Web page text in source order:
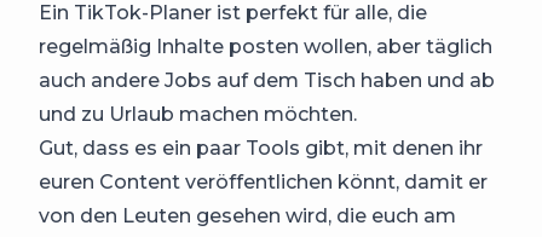
Ein TikTok-Planer ist perfekt für alle, die
regelmäßig Inhalte posten wollen, aber täglich
auch andere Jobs auf dem Tisch haben und ab
und zu Urlaub machen möchten.
Gut, dass es ein paar Tools gibt, mit denen ihr
euren Content veröffentlichen könnt, damit er
von den Leuten gesehen wird, die euch am